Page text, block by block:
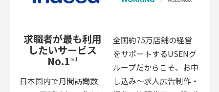
求職者が最も利用
したいサービス
No.1※1
日本国内で月間訪問数
全国約75万店舗の経営
をサポートするUSENグ
ループだからこそ、お申
し込み〜求人広告制作・